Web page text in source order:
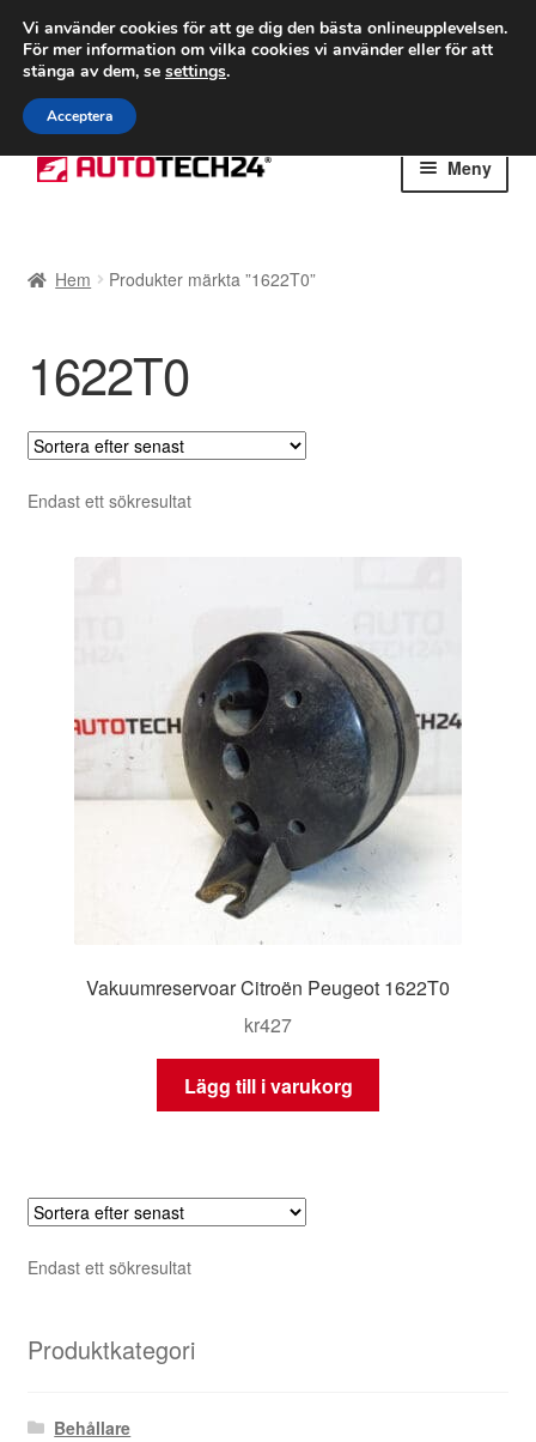
FRAKT från 75 kr
Världsomspännande frakt
Ring 766 924 713
Hoppa
till
Hoppa
till
Meny
Betalningar
Integritetspolicy
Klagomål
Kolla upp
Kontakt
Reklamationsprocedur
Transport
Hem Produkter märkta ”1622T0”
1622T0
Endast ett sökresultat
Vakuumreservoar Citroën Peugeot 1622T0
kr427
Lägg till i varukorg
Endast ett sökresultat
Produktkategori
Behållare
Vi använder cookies för att ge dig den bästa onlineupplevelsen.
För mer information om vilka cookies vi använder eller för att
stänga av dem, se settings.
Acceptera